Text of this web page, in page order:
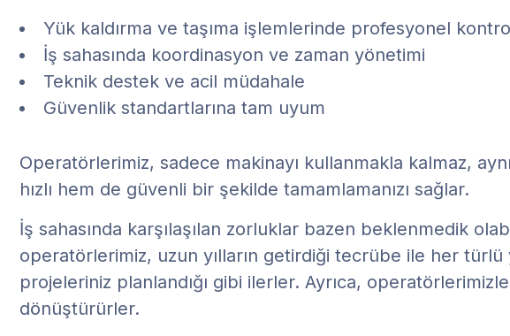
Yük kaldırma ve taşıma işlemlerinde profesyonel
İş sahasında koordinasyon ve zaman yönetimi
Teknik destek ve acil müdahale
Güvenlik standartlarına tam uyum
Operatörlerimiz, sadece makinayı kullanmakla kalmaz,
hızlı hem de güvenli bir şekilde tamamlamanızı sağlar.
İş sahasında karşılaşılan zorluklar bazen beklenmedik
operatörlerimiz, uzun yılların getirdiği tecrübe ile her
projeleriniz planlandığı gibi ilerler. Ayrıca,
dönüştürürler.